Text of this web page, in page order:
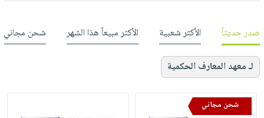
صدر حديثاً الأكثر شعبية الأكثر مبيعاً هذا الشهر شحن مجاني
لـ معهد المعارف الحكمية
شحن مجاني